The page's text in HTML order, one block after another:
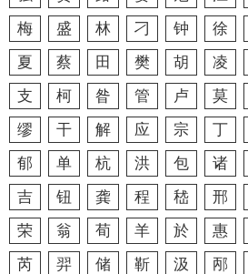
梅
盛 林 刁 钟 徐
夏
蔡 田 樊 胡 凌
支
柯 昝 管 卢 莫
缪
干 解 应 宗 丁
郁
单 杭 洪 包 诸
吉
钮 龚 程 嵇 邢
荣
翁 荀 羊 於 惠
芮
羿 储 靳 汲 邴